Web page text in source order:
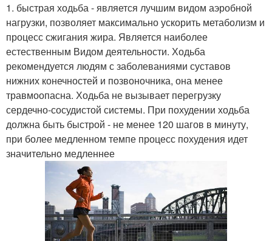
1. быстрая ходьба - является лучшим видом аэробной
нагрузки, позволяет максимально ускорить метаболизм и
процесс сжигания жира. Является наиболее
естественным Видом деятельности. Ходьба
рекомендуется людям с заболеваниями суставов
нижних конечностей и позвоночника, она менее
травмоопасна. Ходьба не вызывает перегрузку
сердечно-сосудистой системы. При похудении ходьба
должна быть быстрой - не менее 120 шагов в минуту,
при более медленном темпе процесс похудения идет
значительно медленнее